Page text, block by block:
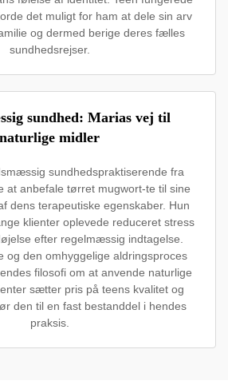
det muligt for ham at dele sin arv
og dermed berige deres fælles
sundhedsrejser.
sundhed: Marias vej til
naturlige midler
sundhedspraktiserende fra
at anbefale tørret mugwort-te til sine
dens terapeutiske egenskaber. Hun
klienter oplevede reduceret stress
efter regelmæssig indtagelse.
og den omhyggelige aldringsproces
filosofi om at anvende naturlige
sætter pris på teens kvalitet og
den til en fast bestanddel i hendes
praksis.